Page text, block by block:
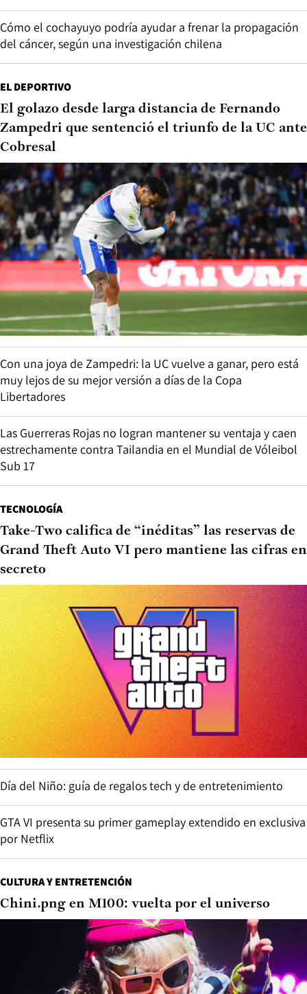
Cómo el cochayuyo podría ayudar a frenar la propagación
del cáncer, según una investigación chilena
EL DEPORTIVO
El golazo desde larga distancia de Fernando
Zampedri que sentenció el triunfo de la UC ante
Cobresal
Con una joya de Zampedri: la UC vuelve a ganar, pero está
muy lejos de su mejor versión a días de la Copa
Libertadores
Las Guerreras Rojas no logran mantener su ventaja y caen
estrechamente contra Tailandia en el Mundial de Vóleibol
Sub 17
TECNOLOGÍA
Take-Two califica de “inéditas” las reservas de
Grand Theft Auto VI pero mantiene las cifras en
secreto
Día del Niño: guía de regalos tech y de entretenimiento
GTA VI presenta su primer gameplay extendido en exclusiva
por Netflix
CULTURA Y ENTRETENCIÓN
Chini.png en M100: vuelta por el universo